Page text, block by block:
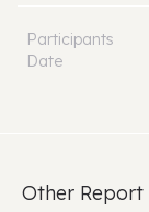
Participants
Date
Other Report